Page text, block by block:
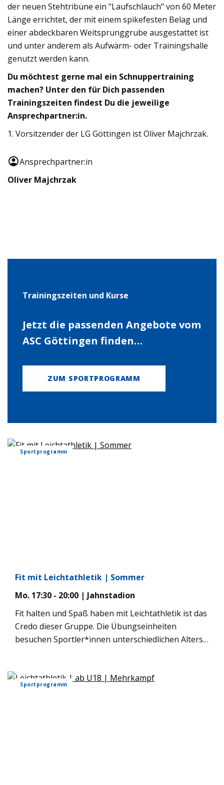
der neuen Stehtribüne ein "Laufschlauch" von 60 Meter
Länge errichtet, der mit einem spikefesten Belag und
einer abdeckbaren Weitsprunggrube ausgestattet ist
und unter anderem als Aufwärm- oder Trainingshalle
genutzt werden kann.
Du möchtest gerne mal ein Schnuppertraining
machen? Unter den für Dich passenden
Trainingszeiten findest Du die jeweilige
Ansprechpartner:in.
1. Vorsitzender der LG Göttingen ist Oliver Majchrzak.
Ansprechpartner:in
Oliver Majchrzak
Trainingszeiten und Kurse
Jetzt die passenden Angebote vom
ASC Göttingen finden…
ZUM SPORTPROGRAMM
Sportprogramm
Fit mit Leichtathletik | Sommer
Mo. 17:30 - 20:00 | Jahnstadion
Fit halten und Spaß haben mit Leichtathletik ist das
Credo dieser Gruppe. Die Übungseinheiten
besuchen Sportler*innen unterschiedlichen Alters.
und viel Freude bei der Sache, nehmen aber auch
Rücksicht auf unsere Wehwehchen. Einmal im Jahr
Sportprogramm